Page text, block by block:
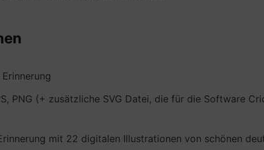
PNG (+ zusätzliche SVG Datei, die für die Software
mit 22 digitalen Illustrationen von schönen